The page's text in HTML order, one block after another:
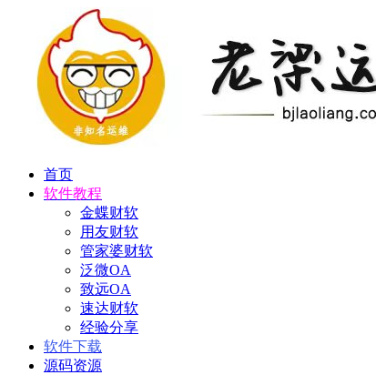
首页
软件教程
金蝶财软
用友财软
管家婆财软
泛微OA
致远OA
速达财软
经验分享
软件下载
源码资源